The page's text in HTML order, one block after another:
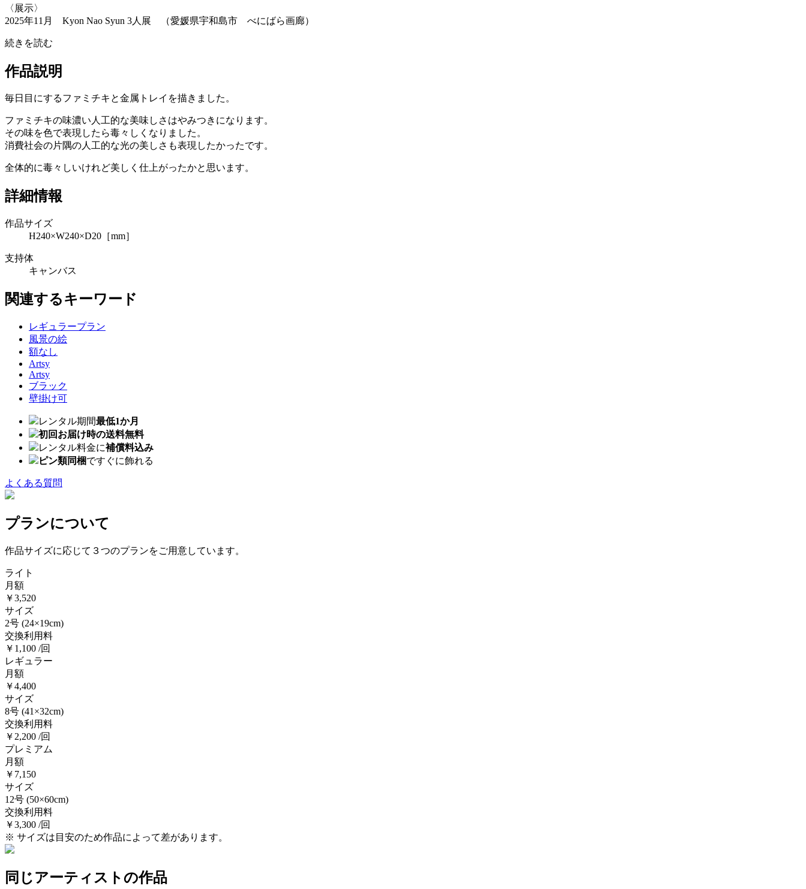
〈展示〉
2025年11月 Kyon Nao Syun 3人展 （愛媛県宇和島市 べにばら画廊）
続きを読む
作品説明
毎日目にするファミチキと金属トレイを描きました。
ファミチキの味濃い人工的な美味しさはやみつきになります。
その味を色で表現したら毒々しくなりました。
消費社会の片隅の人工的な光の美しさも表現したかったです。
全体的に毒々しいけれど美しく仕上がったかと思います。
詳細情報
作品サイズ
H240×W240×D20［mm］
支持体
キャンバス
関連するキーワード
レギュラープラン
風景の絵
額なし
Artsy
Artsy
ブラック
壁掛け可
レンタル期間最低1か月
初回お届け時の送料無料
レンタル料金に補償料込み
ピン類同梱ですぐに飾れる
よくある質問
プランについて
作品サイズに応じて３つのプランをご用意しています。
ライト
月額
￥3,520
サイズ
2号 (24×19cm)
交換利用料
￥1,100 /回
レギュラー
月額
￥4,400
サイズ
8号 (41×32cm)
交換利用料
￥2,200 /回
プレミアム
月額
￥7,150
サイズ
12号 (50×60cm)
交換利用料
￥3,300 /回
※ サイズは目安のため作品によって差があります。
同じアーティストの作品